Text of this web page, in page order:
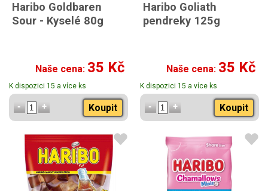
Haribo Goldbaren
Sour - Kyselé 80g
Naše cena: 35 Kč
K dispozici 15 a více ks
Koupit
Haribo Goliath
pendreky 125g
Naše cena: 35 Kč
K dispozici 15 a více ks
Koupit